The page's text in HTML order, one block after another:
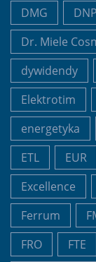
DMG
DNP
Dr. Miele
dywidendy
Elektrotim
energetyka
ETL
EUR
Excellence
Ferrum
FRO
FTE